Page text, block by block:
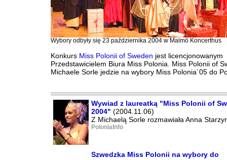
Wybory odbyły się 23 października 2004 w Malmö Koncerthus
Konkurs Miss Polonii of Sweden jest licencjonowanym
Przedstawicielem Biura Miss Polonia. Miss Polonii of
Michaele Sorle jedzie na wybory Miss Polonia´05 do
Wywiad z laureatką "Miss Polonii of
2004" (2004.11.06)
Z Michaelą Sorle rozmawiała Anna
PoloniaInfo
Szwedzka Miss Polonii na wybory do